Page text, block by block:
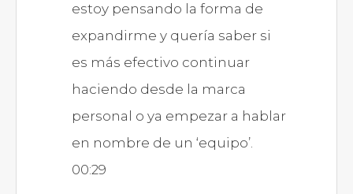
estoy pensando la forma de
expandirme y quería saber si
es más efectivo continuar
haciendo desde la marca
personal o ya empezar a hablar
en nombre de un ‘equipo’.
00:29